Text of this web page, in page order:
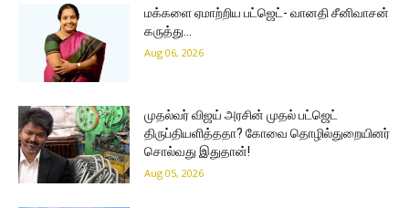
மக்களை ஏமாற்றிய பட்ஜெட்- வானதி சீனிவாசன்
கருத்து…
Aug 06, 2026
முதல்வர் விஜய் அரசின் முதல் பட்ஜெட்
திருப்தியளித்ததா? கோவை தொழில்துறையினர்
சொல்வது இதுதான்!
Aug 05, 2026